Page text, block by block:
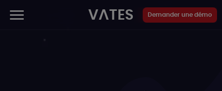
VATES Demander une démo